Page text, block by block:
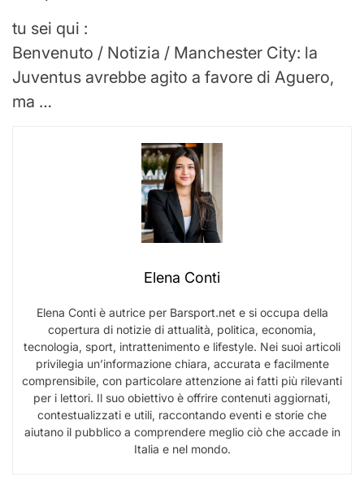
tu sei qui :
Benvenuto / Notizia / Manchester City: la
Juventus avrebbe agito a favore di Aguero,
ma …
Elena Conti
Elena Conti è autrice per Barsport.net e si occupa della
copertura di notizie di attualità, politica, economia,
tecnologia, sport, intrattenimento e lifestyle. Nei suoi articoli
privilegia un’informazione chiara, accurata e facilmente
comprensibile, con particolare attenzione ai fatti più rilevanti
per i lettori. Il suo obiettivo è offrire contenuti aggiornati,
contestualizzati e utili, raccontando eventi e storie che
aiutano il pubblico a comprendere meglio ciò che accade in
Italia e nel mondo.